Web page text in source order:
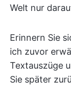
Welt nur
Erinnern Sie
ich zuvor
Textauszüge
Sie später